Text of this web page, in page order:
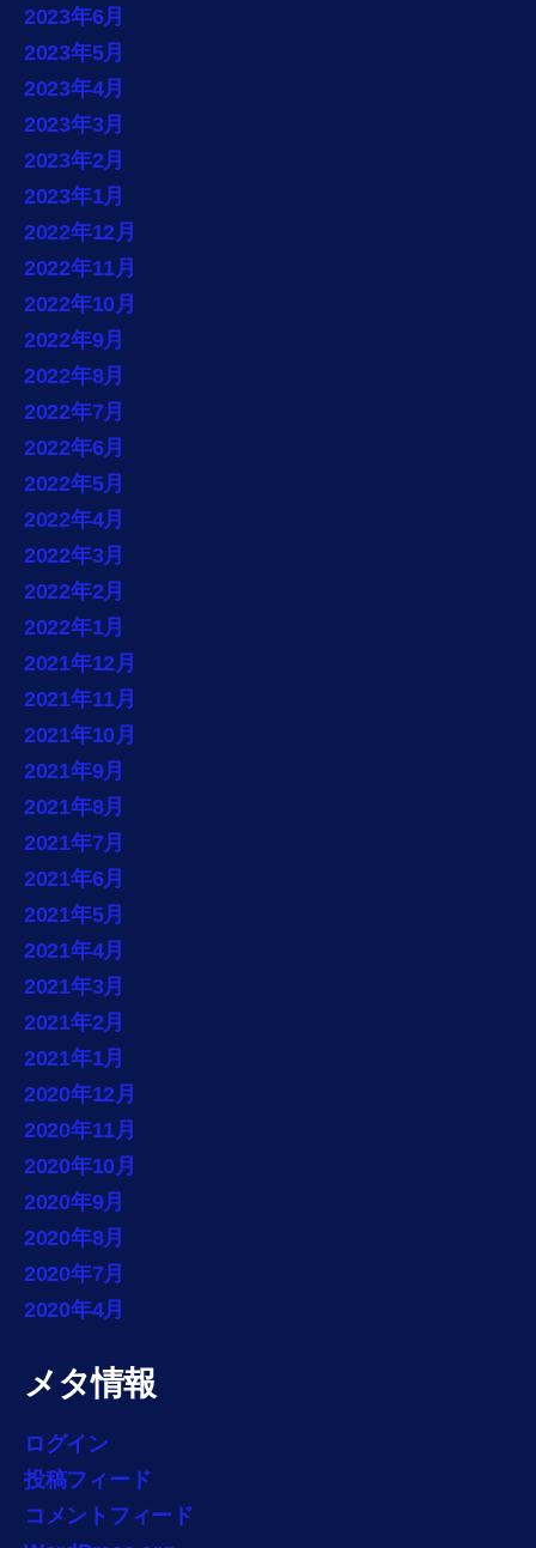
2023年6月
2023年5月
2023年4月
2023年3月
2023年2月
2023年1月
2022年12月
2022年11月
2022年10月
2022年9月
2022年8月
2022年7月
2022年6月
2022年5月
2022年4月
2022年3月
2022年2月
2022年1月
2021年12月
2021年11月
2021年10月
2021年9月
2021年8月
2021年7月
2021年6月
2021年5月
2021年4月
2021年3月
2021年2月
2021年1月
2020年12月
2020年11月
2020年10月
2020年9月
2020年8月
2020年7月
2020年4月
メタ情報
ログイン
投稿フィード
コメントフィード